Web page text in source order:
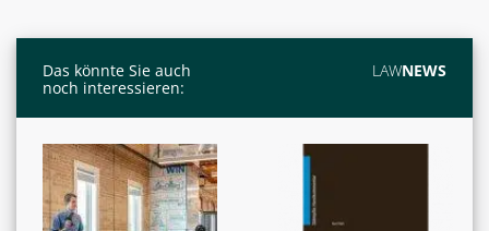
Das könnte Sie auch
noch interessieren:
LAWNEWS